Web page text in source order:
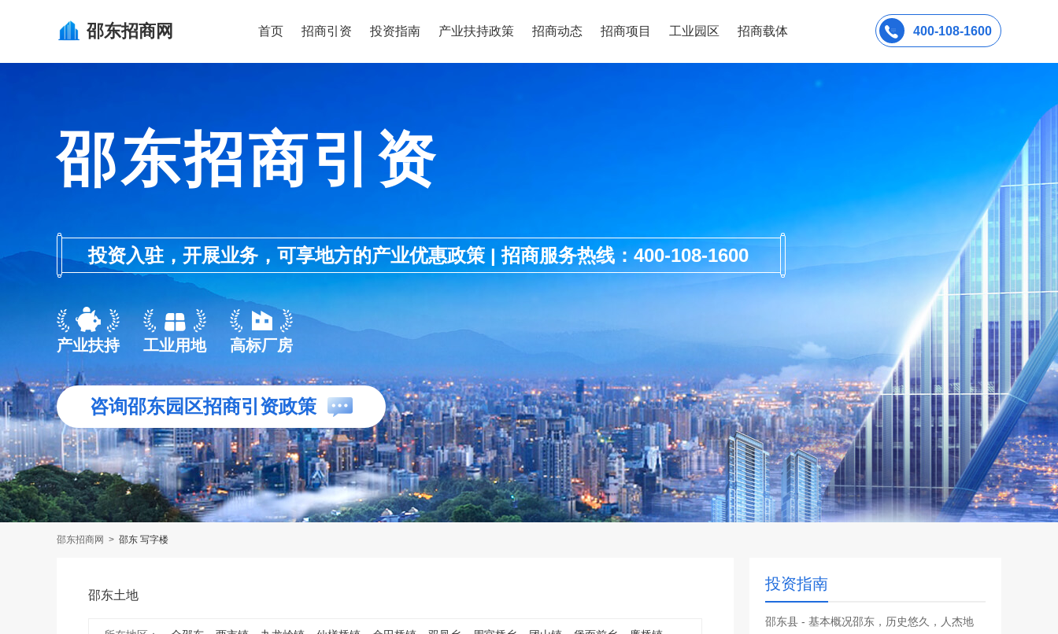
邵东招商网 首页 招商引资 投资指南 产业扶持政策 招商动态 招商项目 工业园区 招商载体 400-108-1600
邵东招商引资
投资入驻，开展业务，可享地方的产业优惠政策 | 招商服务热线：400-108-1600
产业扶持 工业用地 高标厂房
咨询邵东园区招商引资政策
邵东招商网 > 邵东 写字楼
邵东土地
投资指南
邵东县 - 基本概况邵东，历史悠久，人杰地